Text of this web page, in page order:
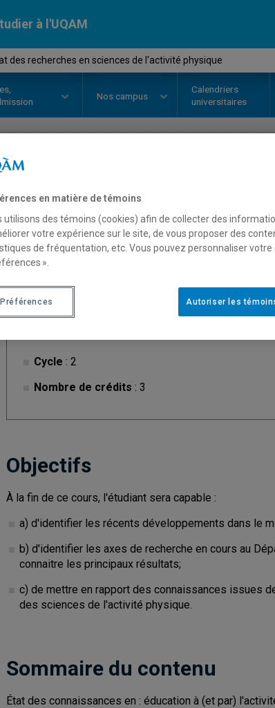
à l'UQAM
des recherches en sciences de l'activité physique
Nos campus
Calendriers
universitaires
État
l'activité physique
Description
Cycle : 2
Nombre de crédits : 3
Objectifs
À la fin de ce cours, l'étudiant sera capable :
a) d'identifier les récents développements dans le
b) d'identifier les axes de recherche en cours au
connaitre les principaux résultats;
c) de mettre en rapport des connaissances issues
des sciences de l'activité physique.
Sommaire du contenu
État des connaissances en : éducation à (et par)
en matière de témoins
utilisons des témoins (cookies) afin de collecter des
votre expérience sur le site, de vous proposer des
de fréquentation, etc. Vous pouvez personnaliser
».
Autoriser les
Préférences